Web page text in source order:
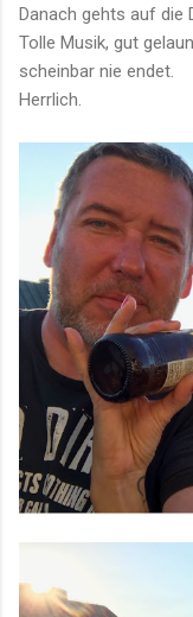
Danach gehts auf die
Tolle Musik, gut
scheinbar nie endet.
Herrlich.